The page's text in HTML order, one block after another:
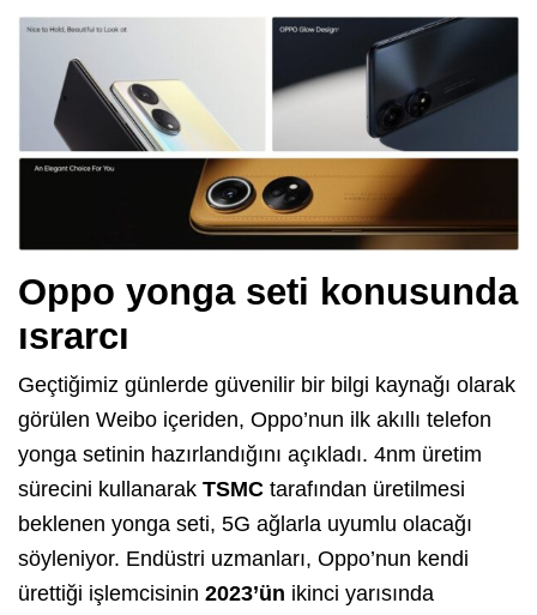
Oppo yonga seti konusunda
ısrarcı
Geçtiğimiz günlerde güvenilir bir bilgi kaynağı olarak
görülen Weibo içeriden, Oppo’nun ilk akıllı telefon
yonga setinin hazırlandığını açıkladı. 4nm üretim
sürecini kullanarak TSMC tarafından üretilmesi
beklenen yonga seti, 5G ağlarla uyumlu olacağı
söyleniyor. Endüstri uzmanları, Oppo’nun kendi
ürettiği işlemcisinin 2023’ün ikinci yarısında